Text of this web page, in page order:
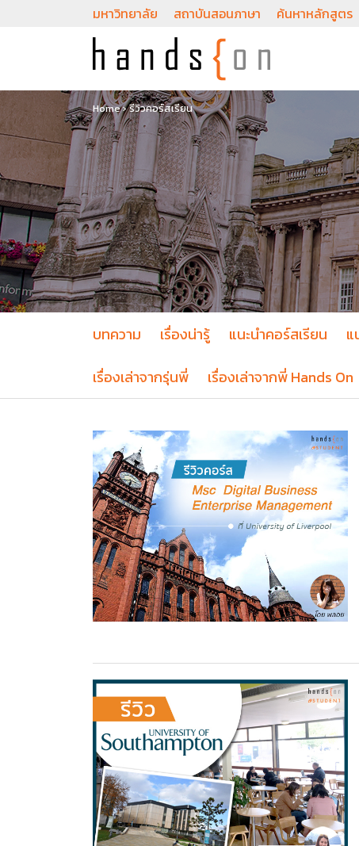
มหาวิทยาลัย สถาบันสอนภาษา ค้นหาหลักสูตร
Home›รีวิวคอร์สเรียน
บทความ เรื่องน่ารู้ แนะนำคอร์สเรียน แ
เรื่องเล่าจากรุ่นพี่
เรื่องเล่าจากพี่ Hands On